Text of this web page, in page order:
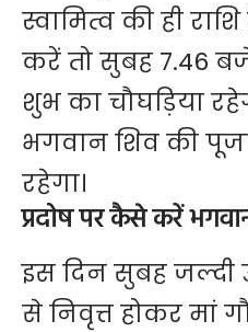
स्वामित्व की ही
करें तो सुबह 7.46
शुभ का चौघड़िया
भगवान शिव की
रहेगा।
प्रदोष पर कैसे करें
इस दिन सुबह
से निवृत्त होकर मां